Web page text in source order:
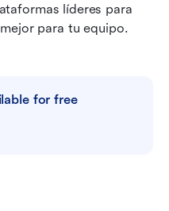
líderes para
para tu equipo.
for free